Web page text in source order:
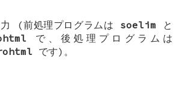
(前処理プログラムは soelim と
で、後処理プログラムは
です)。